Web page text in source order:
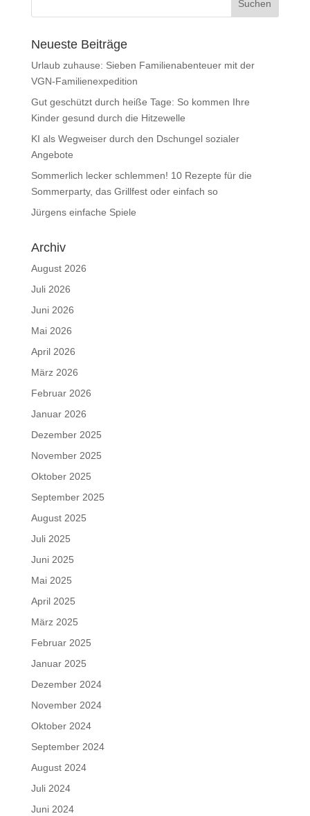
Neueste Beiträge
Urlaub zuhause: Sieben Familienabenteuer mit der
VGN-Familienexpedition
Gut geschützt durch heiße Tage: So kommen Ihre
Kinder gesund durch die Hitzewelle
KI als Wegweiser durch den Dschungel sozialer
Angebote
Sommerlich lecker schlemmen! 10 Rezepte für die
Sommerparty, das Grillfest oder einfach so
Jürgens einfache Spiele
Archiv
August 2026
Juli 2026
Juni 2026
Mai 2026
April 2026
März 2026
Februar 2026
Januar 2026
Dezember 2025
November 2025
Oktober 2025
September 2025
August 2025
Juli 2025
Juni 2025
Mai 2025
April 2025
März 2025
Februar 2025
Januar 2025
Dezember 2024
November 2024
Oktober 2024
September 2024
August 2024
Juli 2024
Juni 2024